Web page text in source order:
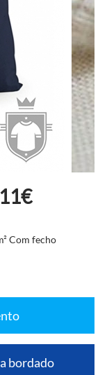
Com fecho
bordado